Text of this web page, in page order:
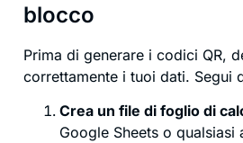
blocco
Prima di generare i codici QR,
correttamente i tuoi dati. Segui
Crea un file di foglio di
Google Sheets o qualsiasi